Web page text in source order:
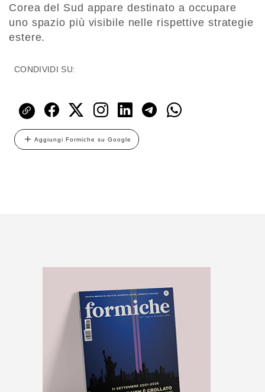
Corea del Sud appare destinato a occupare
uno spazio più visibile nelle rispettive strategie
estere.
CONDIVIDI SU:
Aggiungi Formiche su Google